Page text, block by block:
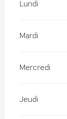
Lundi
Mardi
Mercredi
Jeudi